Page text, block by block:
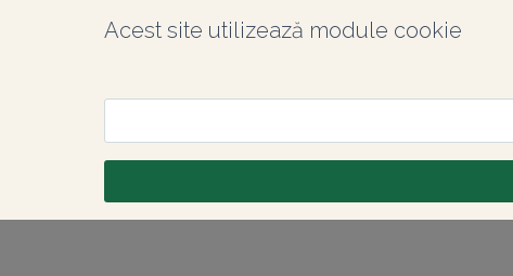
Acest site utilizează module cookie